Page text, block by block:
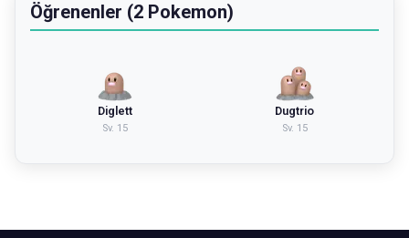
Öğrenenler (2 Pokemon)
Diglett
Sv. 15
Dugtrio
Sv. 15